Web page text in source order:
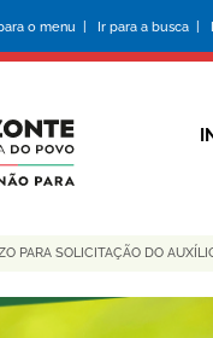
o menu | Ir para a busca |
PARA SOLICITAÇÃO DO